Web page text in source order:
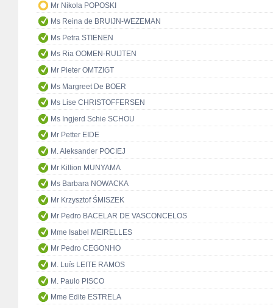
Mr Nikola POPOSKI
Ms Reina de BRUIJN-WEZEMAN
Ms Petra STIENEN
Ms Ria OOMEN-RUIJTEN
Mr Pieter OMTZIGT
Ms Margreet De BOER
Ms Lise CHRISTOFFERSEN
Ms Ingjerd Schie SCHOU
Mr Petter EIDE
M. Aleksander POCIEJ
Mr Killion MUNYAMA
Ms Barbara NOWACKA
Mr Krzysztof ŚMISZEK
Mr Pedro BACELAR DE VASCONCELOS
Mme Isabel MEIRELLES
Mr Pedro CEGONHO
M. Luís LEITE RAMOS
M. Paulo PISCO
Mme Edite ESTRELA